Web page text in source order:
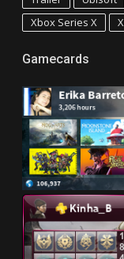
Xbox Series X
Gamecards